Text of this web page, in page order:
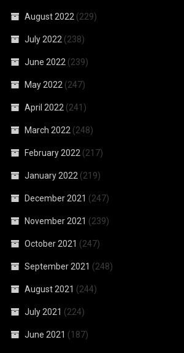
August 2022 (229)
July 2022 (238)
June 2022 (239)
May 2022 (247)
April 2022 (241)
March 2022 (248)
February 2022 (217)
January 2022 (219)
December 2021 (247)
November 2021 (239)
October 2021 (247)
September 2021 (248)
August 2021 (244)
July 2021 (224)
June 2021 (187)